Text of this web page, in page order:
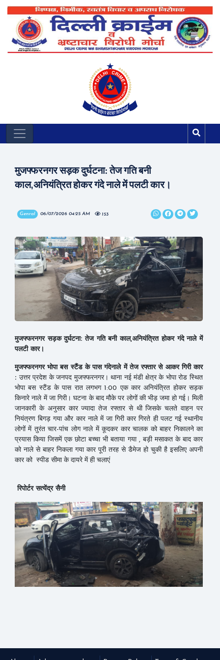
मुजफ्फरनगर सड़क दुर्घटना: तेज गति बनी
काल,अनियंत्रित होकर गंदे नाले में पलटी कार।
Genral 06/07/2026 04:25 AM 153
मुजफ्फरनगर सड़क दुर्घटना: तेज गति बनी काल,अनियंत्रित होकर गंदे नाले में
पलटी कार।
मुजफ्फरनगर भोपा बस स्टैंड के पास गंदेनाले में तेज रफ्तार से आकर गिरी कार
: उत्तर प्रदेश के जनपद मुजफ्फरनगर। थाना नई मंडी क्षेत्र के भोपा रोड स्थित
भोपा बस स्टैंड के पास रात लगभग 1:00 एक कार अनियंत्रित होकर सड़क
किनारे नाले में जा गिरी। घटना के बाद मौके पर लोगों की भीड़ जमा हो गई। मिली
जानकारी के अनुसार कार ज्यादा तेज रफ्तार से थी जिसके चलते वाहन पर
नियंत्रण बिगड़ गया और कार नाले में जा गिरी कार गिरते ही पलट गई स्थानीय
लोगों में तुरंत चार-पांच लोग नाले में कूदकर कार चालक को बाहर निकालने का
प्रयास किया जिसमें एक छोटा बच्चा भी बताया गया , बड़ी मसाकत के बाद कार
को नाले से बाहर निकला गया कार पूरी तरह से डैमेज हो चुकी है इसलिए अपनी
कार को स्पीड सीमा के दायरे में ही चलाएं
रिपोर्टर सत्येंद्र सैनी